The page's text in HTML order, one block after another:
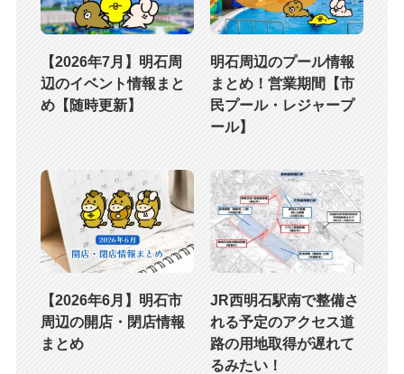
【2026年7月】明石周
辺のイベント情報まと
め【随時更新】
明石周辺のプール情報
まとめ！営業期間【市
民プール・レジャープ
ール】
【2026年6月】明石市
周辺の開店・閉店情報
まとめ
JR西明石駅南で整備さ
れる予定のアクセス道
路の用地取得が遅れて
るみたい！